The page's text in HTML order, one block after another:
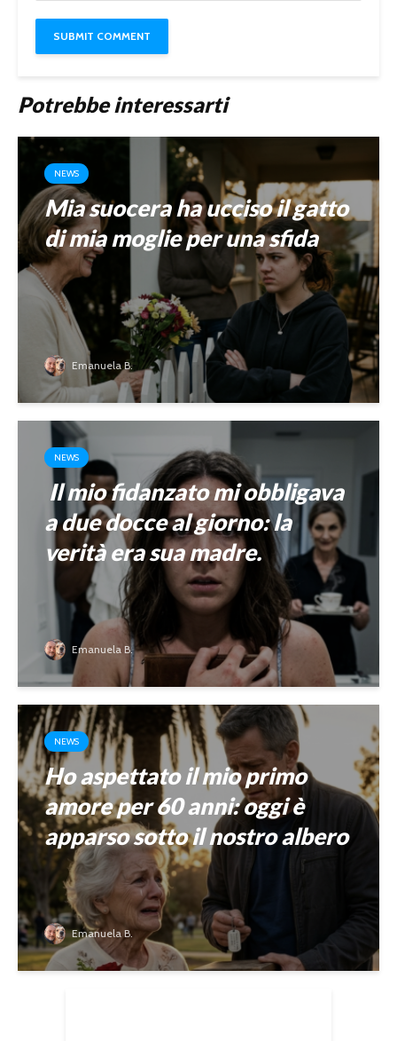
Potrebbe interessarti
NEWS
Mia suocera ha ucciso il gatto
di mia moglie per una sfida
Emanuela B.
NEWS
Il mio fidanzato mi obbligava
a due docce al giorno: la
verità era sua madre.
Emanuela B.
NEWS
Ho aspettato il mio primo
amore per 60 anni: oggi è
apparso sotto il nostro albero
Emanuela B.